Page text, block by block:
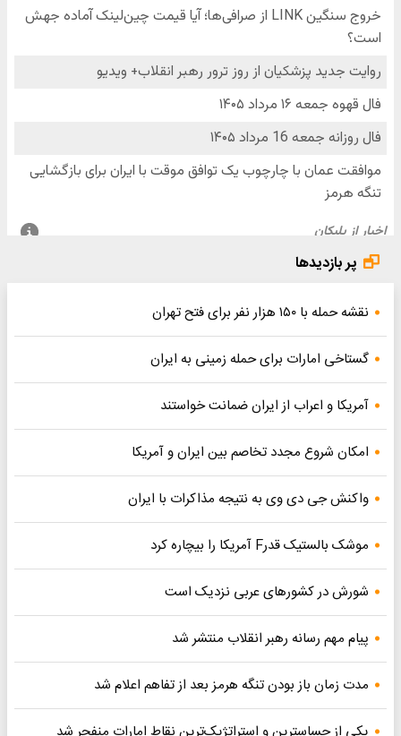
پر بازدیدها
نقشه حمله با ۱۵۰ هزار نفر برای فتح تهران
گستاخی امارات برای حمله زمینی به ایران
آمریکا و اعراب از ایران ضمانت خواستند
امکان شروع مجدد تخاصم‌ بین ایران و آمریکا
واکنش جی دی وی به نتیجه مذاکرات با ایران
موشک بالستیک قدرF آمریکا را بیچاره کرد
شورش در کشورهای عربی نزدیک است
پیام مهم رسانه رهبر انقلاب منتشر شد
مدت زمان باز بودن تنگه هرمز بعد از تفاهم اعلام شد